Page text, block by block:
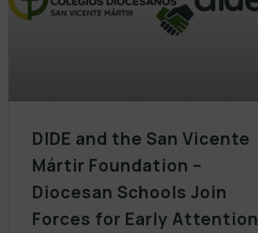
DIDE and the San Vicente
Mártir Foundation –
Diocesan Schools Join
Forces for Early Attention